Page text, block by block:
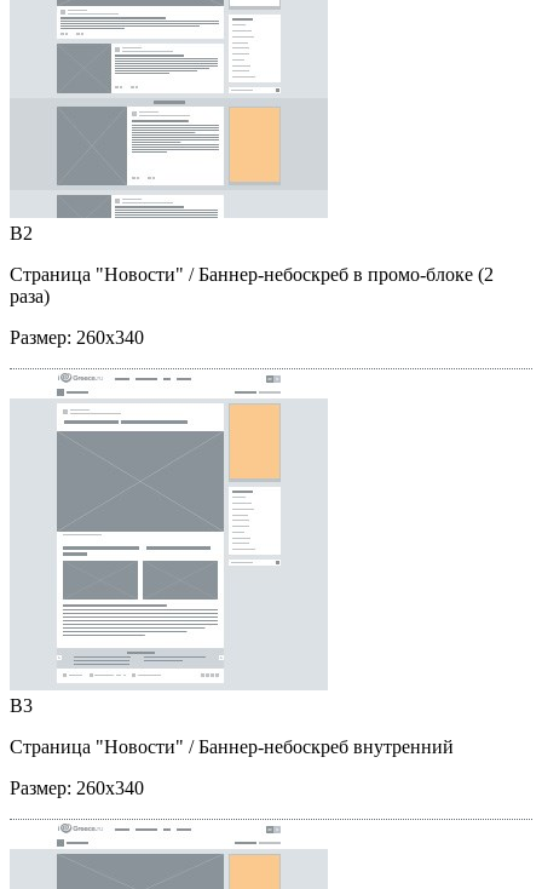
B2
Страница "Новости" / Баннер-небоскреб в промо-блоке (2
раза)
Размер: 260x340
B3
Страница "Новости" / Баннер-небоскреб внутренний
Размер: 260x340